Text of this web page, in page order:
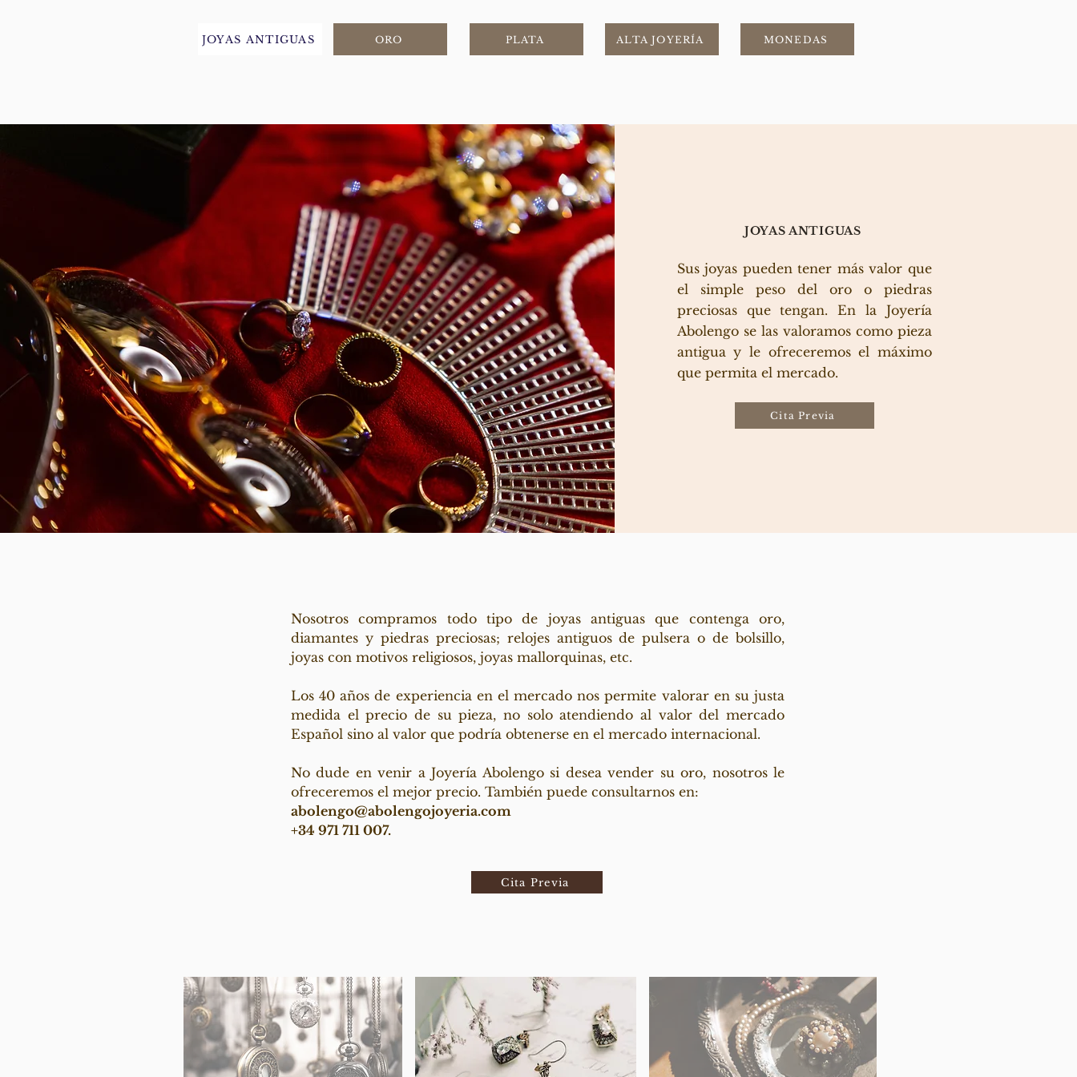
JOYAS ANTIGUAS
Sus joyas pueden tener más valor que
el simple peso del oro o piedras
preciosas que tengan. En la Joyería
Abolengo se las valoramos como pieza
antigua y le ofreceremos el máximo
que permita el mercado.
Cita Previa
Nosotros compramos todo tipo de joyas antiguas que contenga oro,
diamantes y piedras preciosas; relojes antiguos de pulsera o de bolsillo,
joyas con motivos religiosos, joyas mallorquinas, etc.
Los 40 años de experiencia en el mercado nos permite valorar en su justa
medida el precio de su pieza, no solo atendiendo al valor del mercado
Español sino al valor que podría obtenerse en el mercado internacional.
No dude en venir a Joyería Abolengo si desea vender su oro, nosotros le
ofreceremos el mejor precio. También puede consultarnos en:
abolengo@abolengojoyeria.com
+34 971 711 007.
Cita Previa
JOYAS ANTIGUAS ORO PLATA ALTA JOYERÍA MONEDAS